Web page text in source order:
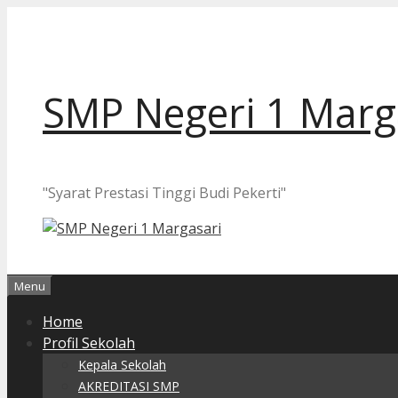
SMP Negeri 1
"Syarat Prestasi Tinggi Budi Pekerti"
Menu
Home
Profil Sekolah
Kepala Sekolah
AKREDITASI SMP